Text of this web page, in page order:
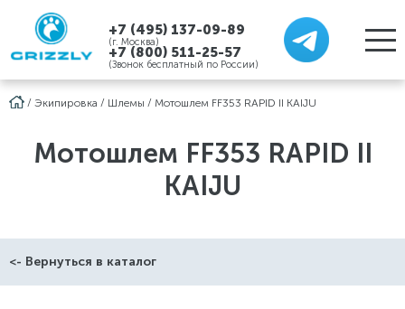
+7 (495) 137-09-89
(г. Москва)
+7 (800) 511-25-57
(Звонок бесплатный по России)
/ Экипировка / Шлемы / Мотошлем FF353 RAPID II KAIJU
Мотошлем FF353 RAPID II
KAIJU
<- Вернуться в каталог